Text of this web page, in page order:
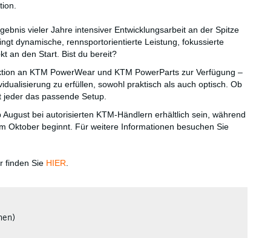
vieler Jahre intensiver Entwicklungsarbeit an der Spitze
dynamische, rennsportorientierte Leistung, fokussierte
an den Start. Bist du bereit?
an KTM PowerWear und KTM PowerParts zur Verfügung –
zu erfüllen, sowohl praktisch als auch optisch. Ob
das passende Setup.
bei autorisierten KTM-Händlern erhältlich sein, während
Oktober beginnt. Für weitere Informationen besuchen Sie
finden Sie HIER.